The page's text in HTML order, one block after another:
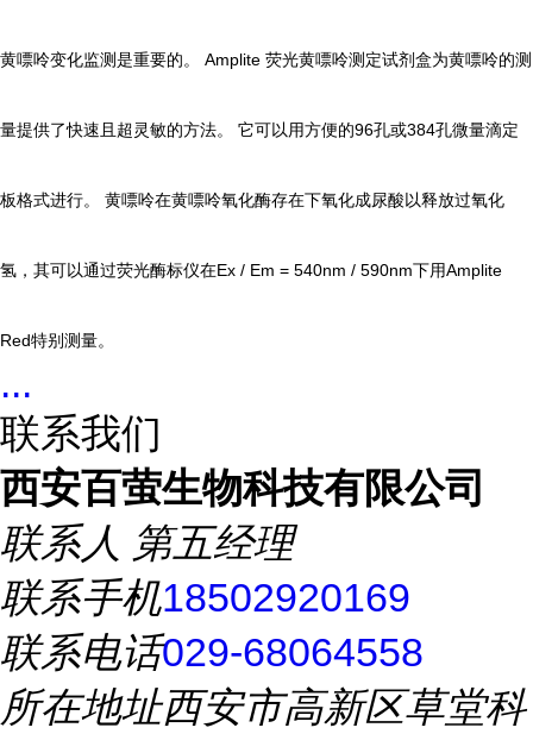
黄嘌呤变化监测是重要的。 Amplite 荧光黄嘌呤测定试剂盒为黄嘌呤的测
量提供了快速且超灵敏的方法。 它可以用方便的96孔或384孔微量滴定
板格式进行。 黄嘌呤在黄嘌呤氧化酶存在下氧化成尿酸以释放过氧化
氢，其可以通过荧光酶标仪在Ex / Em = 540nm / 590nm下用Amplite
Red特别测量。
...
联系我们
西安百萤生物科技有限公司
联系人 第五经理
联系手机18502920169
联系电话029-68064558
所在地址西安市高新区草堂科